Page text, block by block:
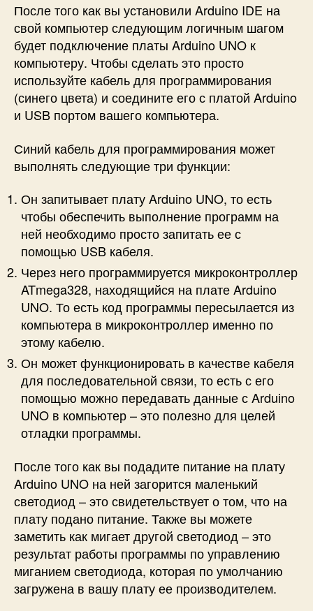
После того как вы установили Arduino IDE на
свой компьютер следующим логичным шагом
будет подключение платы Arduino UNO к
компьютеру. Чтобы сделать это просто
используйте кабель для программирования
(синего цвета) и соедините его с платой Arduino
и USB портом вашего компьютера.
Синий кабель для программирования может
выполнять следующие три функции:
Он запитывает плату Arduino UNO, то есть
чтобы обеспечить выполнение программ на
ней необходимо просто запитать ее с
помощью USB кабеля.
Через него программируется микроконтроллер
ATmega328, находящийся на плате Arduino
UNO. То есть код программы пересылается из
компьютера в микроконтроллер именно по
этому кабелю.
Он может функционировать в качестве кабеля
для последовательной связи, то есть с его
помощью можно передавать данные с Arduino
UNO в компьютер – это полезно для целей
отладки программы.
После того как вы подадите питание на плату
Arduino UNO на ней загорится маленький
светодиод – это свидетельствует о том, что на
плату подано питание. Также вы можете
заметить как мигает другой светодиод – это
результат работы программы по управлению
миганием светодиода, которая по умолчанию
загружена в вашу плату ее производителем.